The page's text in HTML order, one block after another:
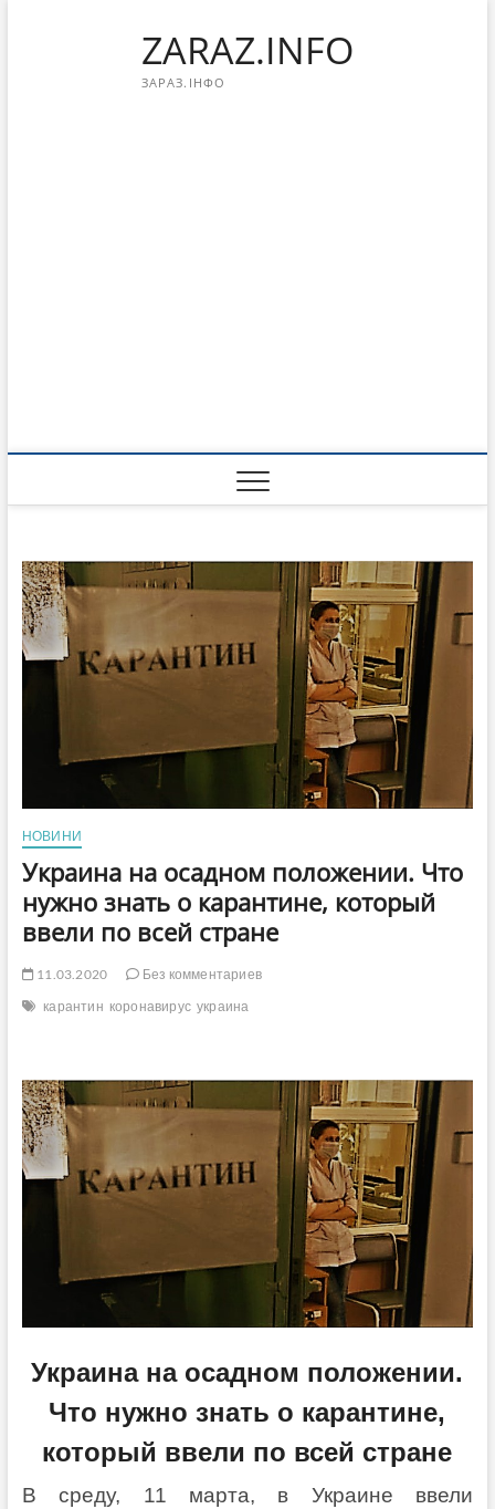
ZARAZ.INFO
ЗАРАЗ.ІНФО
НОВИНИ
Украина на осадном положении. Что
нужно знать о карантине, который
ввели по всей стране
11.03.2020
Без комментариев
карантин коронавирус украина
Украина на осадном положении.
Что нужно знать о карантине,
который ввели по всей стране
В среду, 11 марта, в Украине ввели